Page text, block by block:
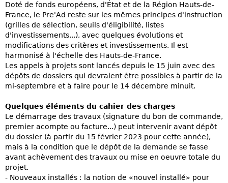
Doté de fonds européens, d'État et de la Région Hauts-de-
France, le Pre'Ad reste sur les mêmes principes d'instruction
(grilles de sélection, seuils d'éligibilité, listes
d'investissements...), avec quelques évolutions et
modifications des critères et investissements. Il est
harmonisé à l'échelle des Hauts-de-France.
Les appels à projets sont lancés depuis le 15 juin avec des
dépôts de dossiers qui devraient être possibles à partir de la
mi-septembre et à faire pour le 14 décembre minuit.
Quelques éléments du cahier des charges
Le démarrage des travaux (signature du bon de commande,
premier acompte ou facture...) peut intervenir avant dépôt
du dossier (à partir du 15 février 2023 pour cette année),
mais à la condition que le dépôt de la demande se fasse
avant achèvement des travaux ou mise en oeuvre totale du
projet.
- Nouveaux installés : la notion de «nouvel installé» pour